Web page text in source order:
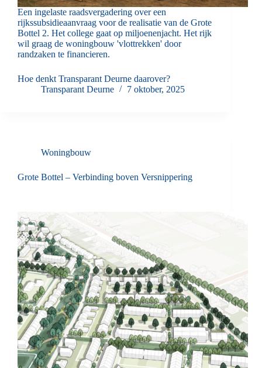
Een ingelaste raadsvergadering over een
rijkssubsidieaanvraag voor de realisatie van de Grote
Bottel 2. Het college gaat op miljoenenjacht. Het rijk
wil graag de woningbouw 'vlottrekken' door
randzaken te financieren.
Hoe denkt Transparant Deurne daarover?
Transparant Deurne
7 oktober, 2025
Woningbouw
Grote Bottel – Verbinding boven Versnippering